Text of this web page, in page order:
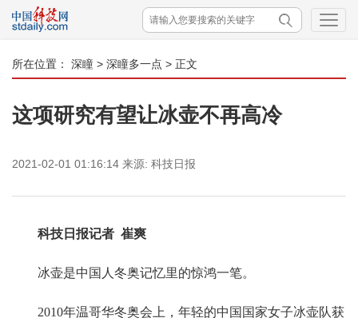
所在位置： 深瞳 > 深瞳多一点 > 正文
这项研究有望让冰壶不再高冷
2021-02-01 01:16:14 来源: 科技日报
科技日报记者 崔爽
冰壶是中国人冬奥记忆里的惊鸿一笔。
2010年温哥华冬奥会上，年轻的中国国家女子冰壶队获